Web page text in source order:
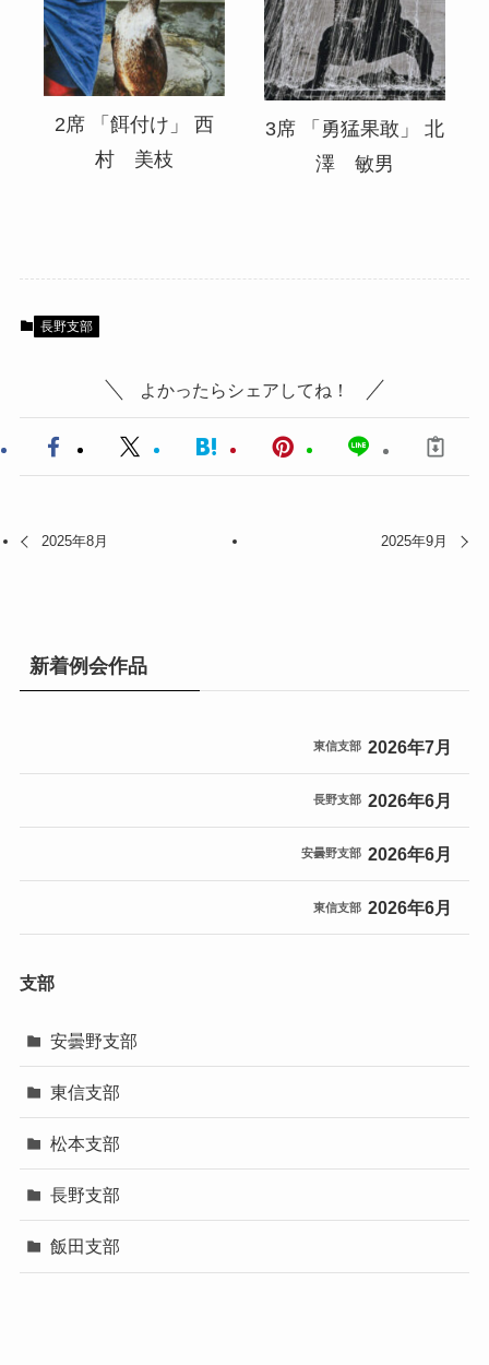
2席 「餌付け」 西
村 美枝
3席 「勇猛果敢」 北
澤 敏男
長野支部
よかったらシェアしてね！
2025年8月 2025年9月
新着例会作品
2026年7月
東信支部
2026年6月
長野支部
2026年6月
安曇野支部
2026年6月
東信支部
支部
安曇野支部
東信支部
松本支部
長野支部
飯田支部